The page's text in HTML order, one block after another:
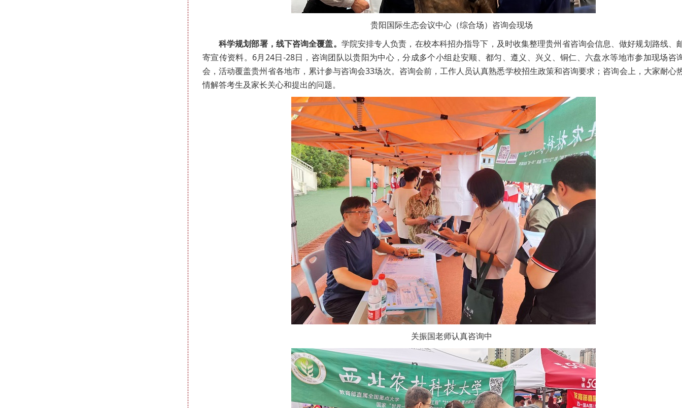
贵阳国际生态会议中心（综合场）咨询会现场
科学规划部署，线下咨询全覆盖。 学院安排专人负责，在校本科招办指导下，及时收集整理贵州省咨询会信息、做好规划路线、
寄宣传资料。6月24日-28日，咨询团队以贵阳为中心，分成多个小组赴安顺、都匀、遵义、兴义、铜仁、六盘水等地市参加现场咨
会，活动覆盖贵州省各地市，累计参与咨询会33场次。咨询会前，工作人员认真熟悉学校招生政策和咨询要求；咨询会上，大家耐心
情解答考生及家长关心和提出的问题。
关振国老师认真咨询中